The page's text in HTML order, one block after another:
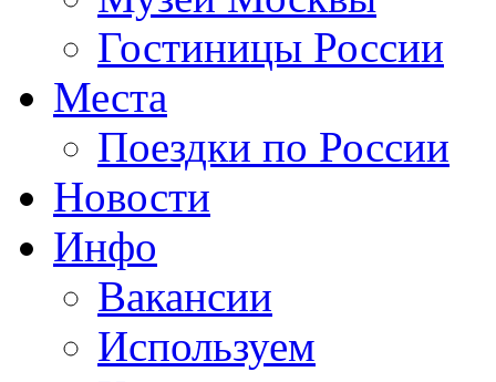
Гостиницы России
Места
Поездки по России
Новости
Инфо
Вакансии
Используем